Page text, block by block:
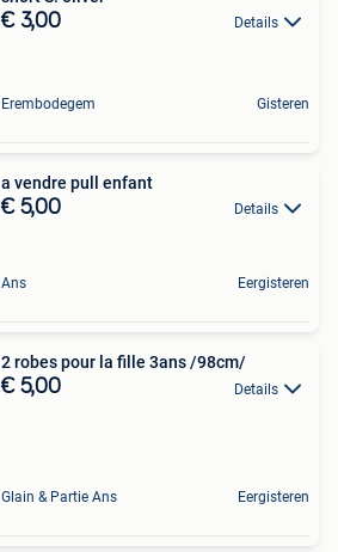
€ 3,00 Details
Erembodegem Gisteren
a vendre pull enfant
€ 5,00 Details
Ans Eergisteren
2 robes pour la fille 3ans /98cm/
€ 5,00 Details
Glain & Partie Ans Eergisteren